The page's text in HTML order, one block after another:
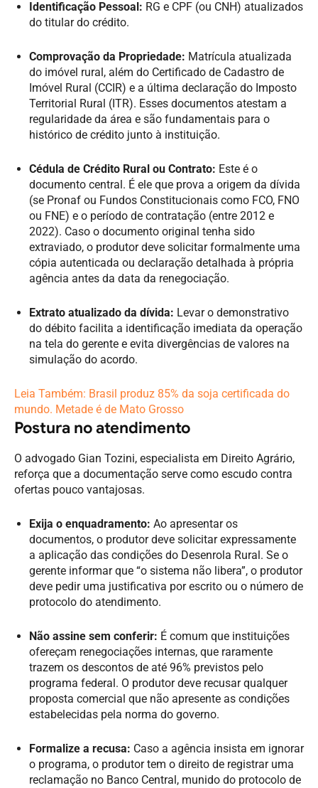
Identificação Pessoal: RG e CPF (ou CNH) atualizados
do titular do crédito.
Comprovação da Propriedade: Matrícula atualizada
do imóvel rural, além do Certificado de Cadastro de
Imóvel Rural (CCIR) e a última declaração do Imposto
Territorial Rural (ITR). Esses documentos atestam a
regularidade da área e são fundamentais para o
histórico de crédito junto à instituição.
Cédula de Crédito Rural ou Contrato: Este é o
documento central. É ele que prova a origem da dívida
(se Pronaf ou Fundos Constitucionais como FCO, FNO
ou FNE) e o período de contratação (entre 2012 e
2022). Caso o documento original tenha sido
extraviado, o produtor deve solicitar formalmente uma
cópia autenticada ou declaração detalhada à própria
agência antes da data da renegociação.
Extrato atualizado da dívida: Levar o demonstrativo
do débito facilita a identificação imediata da operação
na tela do gerente e evita divergências de valores na
simulação do acordo.
Leia Também: Brasil produz 85% da soja certificada do
mundo. Metade é de Mato Grosso
Postura no atendimento
O advogado Gian Tozini, especialista em Direito Agrário,
reforça que a documentação serve como escudo contra
ofertas pouco vantajosas.
Exija o enquadramento: Ao apresentar os
documentos, o produtor deve solicitar expressamente
a aplicação das condições do Desenrola Rural. Se o
gerente informar que “o sistema não libera”, o produtor
deve pedir uma justificativa por escrito ou o número de
protocolo do atendimento.
Não assine sem conferir: É comum que instituições
ofereçam renegociações internas, que raramente
trazem os descontos de até 96% previstos pelo
programa federal. O produtor deve recusar qualquer
proposta comercial que não apresente as condições
estabelecidas pela norma do governo.
Formalize a recusa: Caso a agência insista em ignorar
o programa, o produtor tem o direito de registrar uma
reclamação no Banco Central, munido do protocolo de